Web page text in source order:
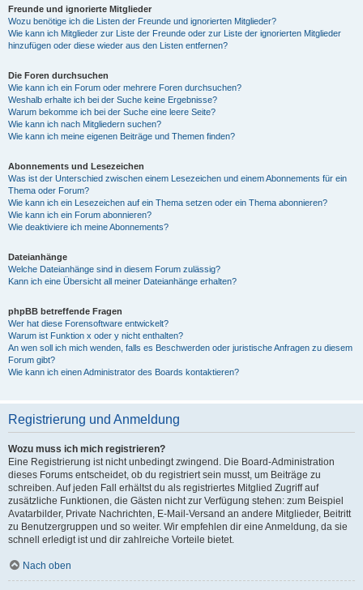
Freunde und ignorierte Mitglieder
Wozu benötige ich die Listen der Freunde und ignorierten Mitglieder?
Wie kann ich Mitglieder zur Liste der Freunde oder zur Liste der ignorierten Mitglieder
hinzufügen oder diese wieder aus den Listen entfernen?
Die Foren durchsuchen
Wie kann ich ein Forum oder mehrere Foren durchsuchen?
Weshalb erhalte ich bei der Suche keine Ergebnisse?
Warum bekomme ich bei der Suche eine leere Seite?
Wie kann ich nach Mitgliedern suchen?
Wie kann ich meine eigenen Beiträge und Themen finden?
Abonnements und Lesezeichen
Was ist der Unterschied zwischen einem Lesezeichen und einem Abonnements für ein
Thema oder Forum?
Wie kann ich ein Lesezeichen auf ein Thema setzen oder ein Thema abonnieren?
Wie kann ich ein Forum abonnieren?
Wie deaktiviere ich meine Abonnements?
Dateianhänge
Welche Dateianhänge sind in diesem Forum zulässig?
Kann ich eine Übersicht all meiner Dateianhänge erhalten?
phpBB betreffende Fragen
Wer hat diese Forensoftware entwickelt?
Warum ist Funktion x oder y nicht enthalten?
An wen soll ich mich wenden, falls es Beschwerden oder juristische Anfragen zu diesem
Forum gibt?
Wie kann ich einen Administrator des Boards kontaktieren?
Registrierung und Anmeldung
Wozu muss ich mich registrieren?
Eine Registrierung ist nicht unbedingt zwingend. Die Board-Administration
dieses Forums entscheidet, ob du registriert sein musst, um Beiträge zu
schreiben. Auf jeden Fall erhältst du als registriertes Mitglied Zugriff auf
zusätzliche Funktionen, die Gästen nicht zur Verfügung stehen: zum Beispiel
Avatarbilder, Private Nachrichten, E-Mail-Versand an andere Mitglieder, Beitritt
zu Benutzergruppen und so weiter. Wir empfehlen dir eine Anmeldung, da sie
schnell erledigt ist und dir zahlreiche Vorteile bietet.
Nach oben